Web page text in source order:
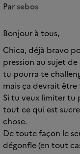
Par sebos
Bonjour à tous,
Chica, déjà bravo
pression au sujet
tu pourra te
mais ça devrait être
Si tu veux limiter tu
tout ce qui est
chose.
De toute façon le
dégonfle (en tout